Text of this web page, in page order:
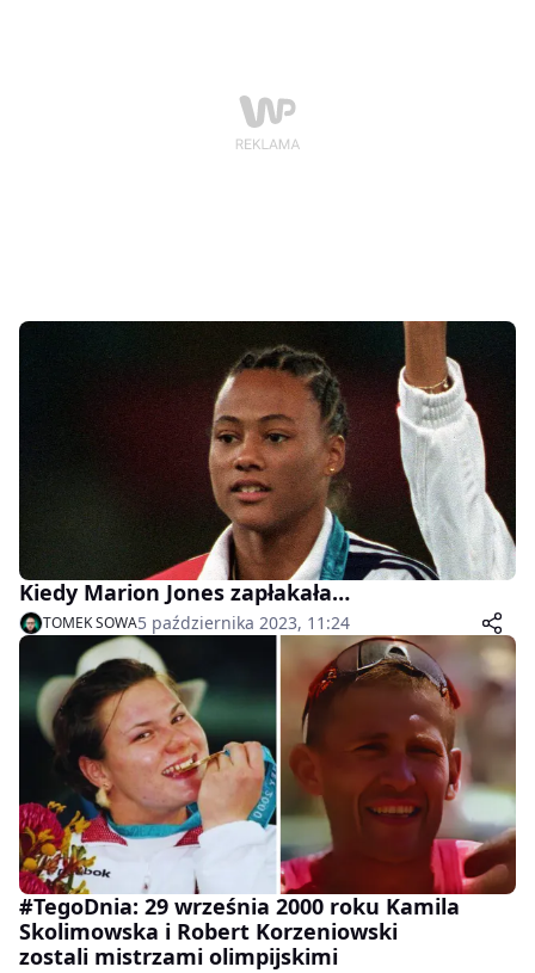
Kiedy Marion Jones zapłakała…
TOMEK SOWA5 października 2023, 11:24
#TegoDnia: 29 września 2000 roku Kamila
Skolimowska i Robert Korzeniowski
zostali mistrzami olimpijskimi